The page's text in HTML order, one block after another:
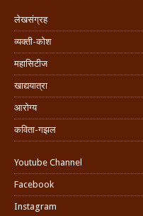
लेखसंग्रह
व्यक्ती-कोश
महासिटीज
खाद्ययात्रा
आरोग्य
कविता-गझल
Youtube Channel
Facebook
Instagram